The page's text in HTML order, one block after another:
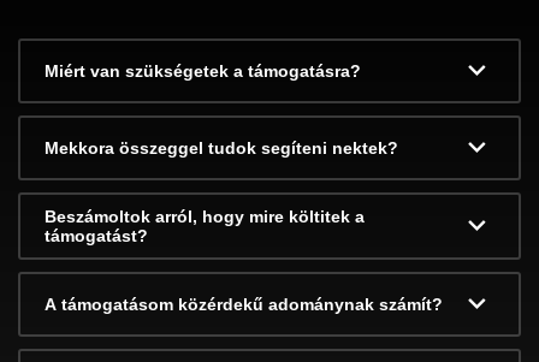
Miért van szükségetek a támogatásra?
Mekkora összeggel tudok segíteni nektek?
Beszámoltok arról, hogy mire költitek a
támogatást?
A támogatásom közérdekű adománynak számít?